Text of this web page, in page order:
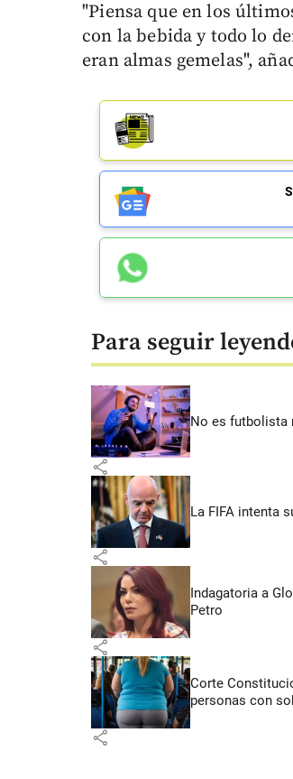
"Piensa que en los
con la bebida y todo lo
eran almas gemelas",
Para seguir
No es futbolista
share
La FIFA intenta
share
Indagatoria a
Petro
share
Corte
personas con
share